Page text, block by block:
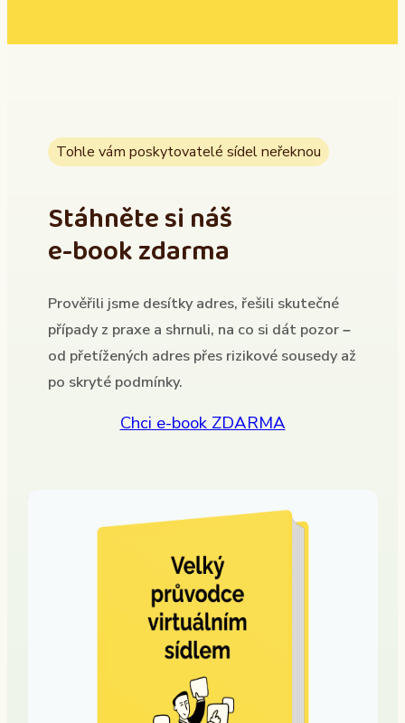
Tohle vám poskytovatelé sídel neřeknou
Stáhněte si náš
e-book zdarma
Prověřili jsme desítky adres, řešili skutečné
případy z praxe a shrnuli, na co si dát pozor –
od přetížených adres přes rizikové sousedy až
po skryté podmínky.
Chci e-book ZDARMA